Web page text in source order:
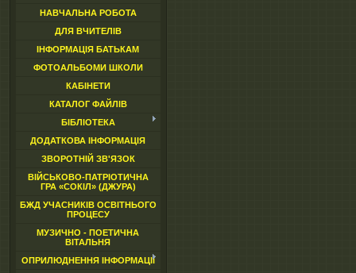
НАВЧАЛЬНА РОБОТА
ДЛЯ ВЧИТЕЛІВ
ІНФОРМАЦІЯ БАТЬКАМ
ФОТОАЛЬБОМИ ШКОЛИ
КАБІНЕТИ
КАТАЛОГ ФАЙЛІВ
БІБЛІОТЕКА
ДОДАТКОВА ІНФОРМАЦІЯ
ЗВОРОТНІЙ ЗВ'ЯЗОК
ВІЙСЬКОВО-ПАТРІОТИЧНА
ГРА «СОКІЛ» (ДЖУРА)
БЖД УЧАСНИКІВ ОСВІТНЬОГО
ПРОЦЕСУ
МУЗИЧНО - ПОЕТИЧНА
ВІТАЛЬНЯ
ОПРИЛЮДНЕННЯ ІНФОРМАЦІЇ